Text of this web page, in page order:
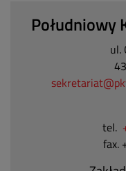
Południowy
ul.
tel.
fax.